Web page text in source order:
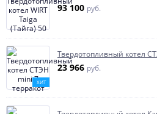
93 100 руб.
ХИТ
Твердотопливный котел
23 966 руб.